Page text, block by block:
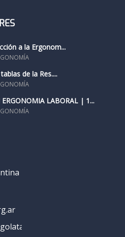
a la Ergonom...
de la Res....
LABORAL | 1...